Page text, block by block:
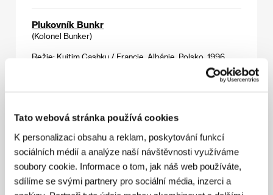
Tato webová stránka používá cookies
K personalizaci obsahu a reklam, poskytování funkcí
sociálních médií a analýze naší návštěvnosti využíváme
soubory cookie. Informace o tom, jak náš web používáte,
sdílíme se svými partnery pro sociální média, inzerci a
Plukovník Bunkr
(Kolonel Bunker)
Režie: Kuitim Cashku / Francie, Albánie, Polsko, 1996,
Poznań ´56
(Poznań ´56)